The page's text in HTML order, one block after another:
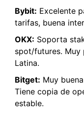
Bybit: Excelente
tarifas, buena
OKX: Soporta
spot/futures. Muy
Latina.
Bitget: Muy
Tiene copia de
estable.